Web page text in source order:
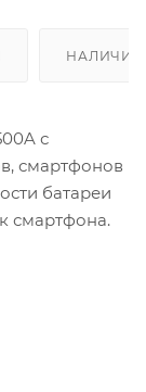
НАЛИЧИЕ
с
смартфонов
батареи
смартфона.